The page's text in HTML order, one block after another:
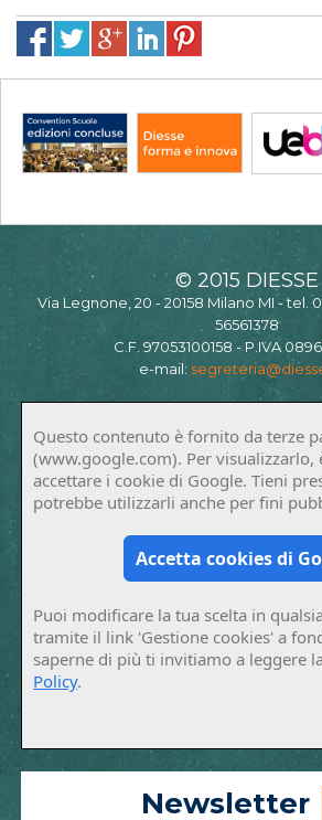
© 2015 DIESSE
Via Legnone, 20 - 20158 Milano MI - tel.
56561378
C.F. 97053100158 - P.IVA
e-mail:
Questo contenuto è fornito da terze
(www.google.com). Per visualizzarlo,
accettare i cookie di Google. Tieni
potrebbe utilizzarli anche per fini
Accetta cookies di
Puoi modificare la tua scelta in
tramite il link 'Gestione cookies' a
saperne di più ti invitiamo a leggere
Policy.
Newsletter